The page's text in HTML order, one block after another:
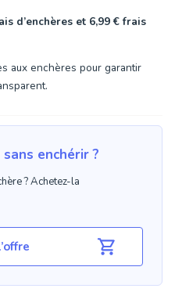
d’enchères et 6,99 €frais
aux enchères pour garantir
enchérir ?
? Achetez-la